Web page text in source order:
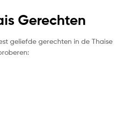
Gerechten
geliefde gerechten in de Thaise